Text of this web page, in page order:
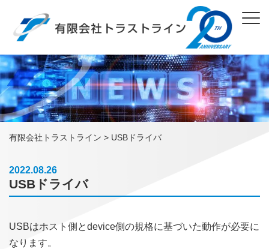
有限会社トラストライン > USBドライバ
2022.08.26
USBドライバ
USBはホスト側とdevice側の規格に基づいた動作が必要に
なります。